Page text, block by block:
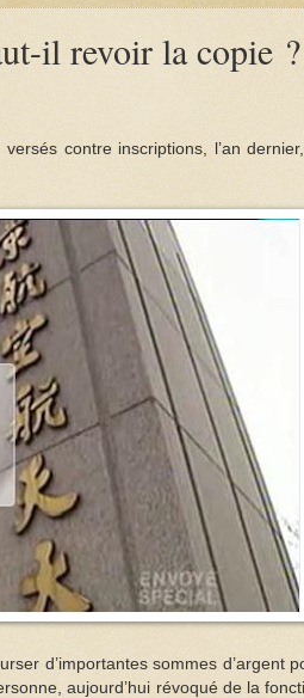
il revoir la copie ?
contre inscriptions, l’an
d’importantes sommes d’argent
aujourd’hui révoqué de la